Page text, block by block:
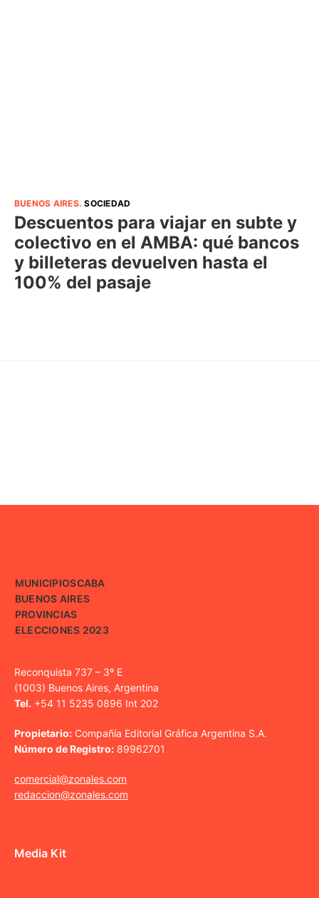
BUENOS AIRES.SOCIEDAD
Descuentos para viajar en subte y
colectivo en el AMBA: qué bancos
y billeteras devuelven hasta el
100% del pasaje
MUNICIPIOSCABA
BUENOS AIRES
PROVINCIAS
ELECCIONES 2023
Reconquista 737 – 3º E
(1003) Buenos Aires, Argentina
Tel. +54 11 5235 0896 Int 202
Propietario: Compañía Editorial Gráfica Argentina S.A.
Número de Registro: 89962701
comercial@zonales.com
redaccion@zonales.com
Media Kit